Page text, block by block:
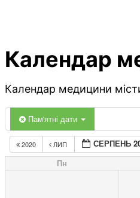
Календар
Календар медицини
Пам'ятні дати
2020 ЛИП СЕРПЕНЬ
Пн